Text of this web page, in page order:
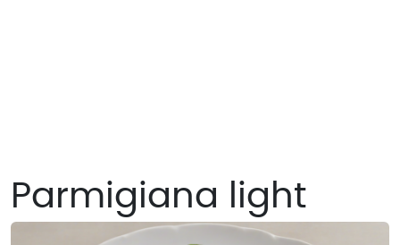
Parmigiana light